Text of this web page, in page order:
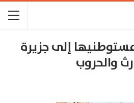
إلى جزيرة
والحروب